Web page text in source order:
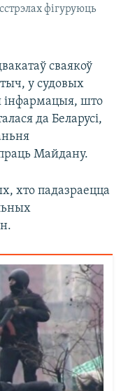
фігуруюць
сваякоў
у судовых
інфармацыя, што
да Беларусі,
Майдану.
хто падазраецца